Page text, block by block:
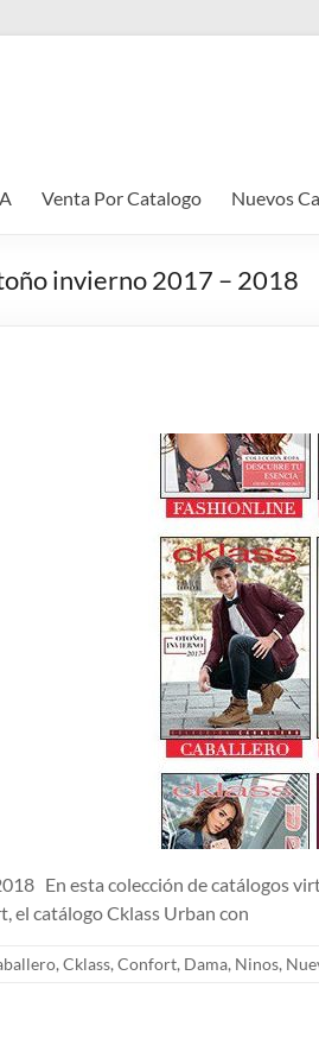
Venta Por Catalogo Nuevos
invierno 2017 – 2018
En esta colección de catálogos
el catálogo Cklass Urban con
, Cklass, Confort, Dama, Ninos,